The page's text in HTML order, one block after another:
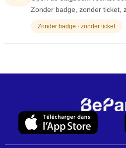
Zonder badge, zonder ticket,
Zonder badge · zonder ticket